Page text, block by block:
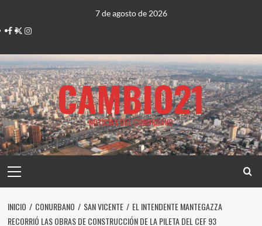
contenido
7 de agosto de 2026
Facebook
TwitterInstagram
CAMBIO21
NOTICIAS DEL CONURBANO
principal
INICIO CONURBANO SAN VICENTE
EL INTENDENTE MANTEGAZZA
RECORRIÓ LAS OBRAS DE CONSTRUCCIÓN DE LA PILETA DEL CEF 93